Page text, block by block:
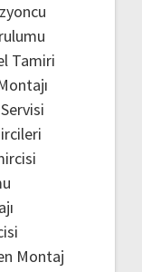
Tamiri
Montaj